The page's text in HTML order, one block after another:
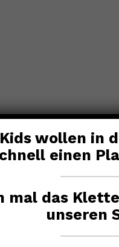
wollen in
einen
mal das
unseren